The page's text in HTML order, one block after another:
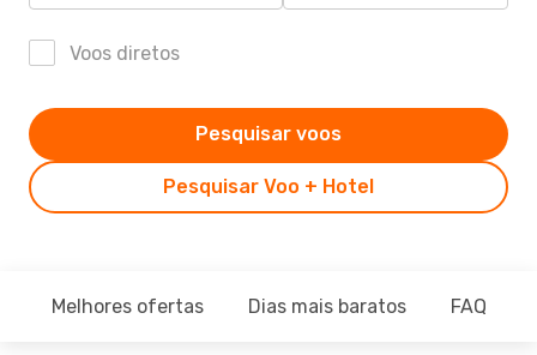
Voos diretos
Pesquisar Voo + Hotel
Pesquisar voos
Melhores ofertas Dias mais baratos FAQ